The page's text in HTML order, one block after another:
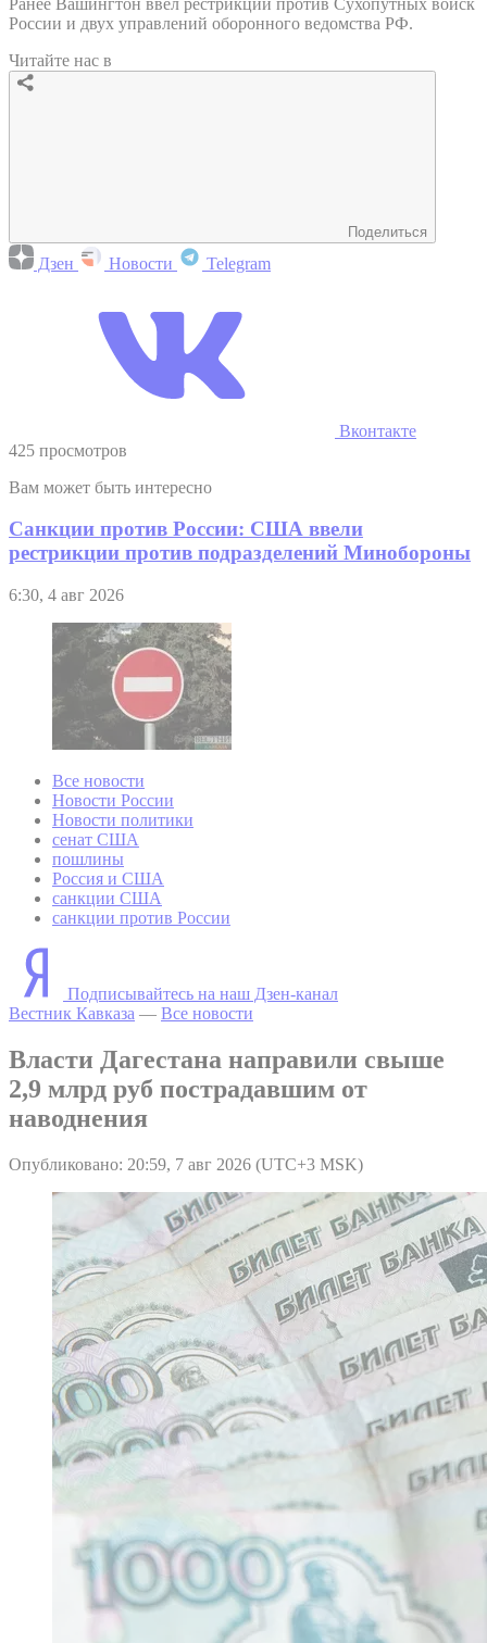
России и двух управлений оборонного ведомства РФ.
Читайте нас в
Поделиться
Дзен Новости Telegram
Вконтакте
425 просмотров
Вам может быть интересно
Санкции против России: США ввели
рестрикции против подразделений Минобороны
6:30, 4 авг 2026
Все новости
Новости России
Новости политики
сенат США
пошлины
Россия и США
санкции США
санкции против России
Подписывайтесь на наш Дзен-канал
Вестник Кавказа — Все новости
Власти Дагестана направили свыше
2,9 млрд руб пострадавшим от
наводнения
Опубликовано: 20:59, 7 авг 2026 (UTC+3 MSK)